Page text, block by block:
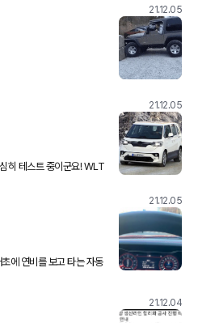
까진 격리라 심
21.12.05
21.12.05
테스트 중이군요! WLT
21.12.05
21.12.04